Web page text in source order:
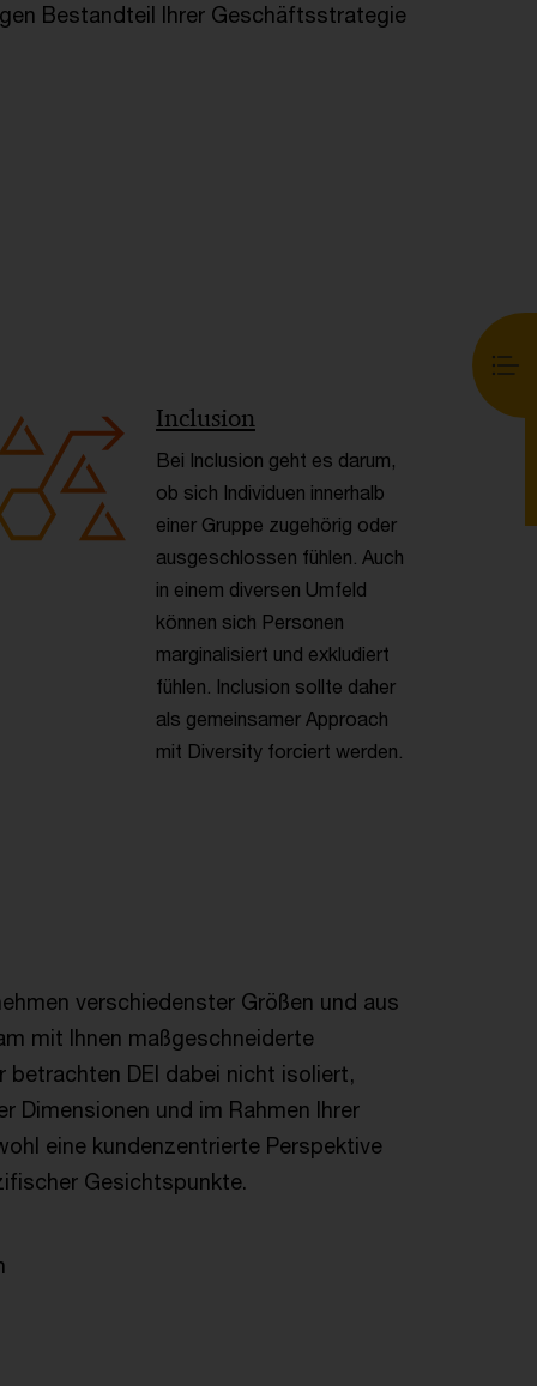
Bestandteil Ihrer Geschäftsstrategie
Inclusion
Bei Inclusion geht es darum,
ob sich Individuen innerhalb
einer Gruppe zugehörig oder
ausgeschlossen fühlen. Auch
in einem diversen Umfeld
können sich Personen
marginalisiert und exkludiert
fühlen. Inclusion sollte daher
als gemeinsamer Approach
mit Diversity forciert werden.
< Back
verschiedenster Größen und aus
mit Ihnen maßgeschneiderte
betrachten DEI dabei nicht isoliert,
Dimensionen und im Rahmen Ihrer
eine kundenzentrierte Perspektive
Gesichtspunkte.